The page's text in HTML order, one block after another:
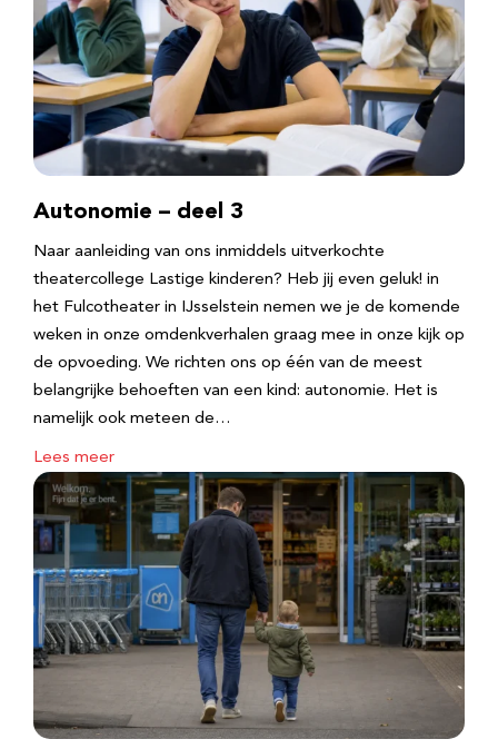
Autonomie – deel 3
Naar aanleiding van ons inmiddels uitverkochte
theatercollege Lastige kinderen? Heb jij even geluk! in
het Fulcotheater in IJsselstein nemen we je de komende
weken in onze omdenkverhalen graag mee in onze kijk op
de opvoeding. We richten ons op één van de meest
belangrijke behoeften van een kind: autonomie. Het is
namelijk ook meteen de…
Lees meer